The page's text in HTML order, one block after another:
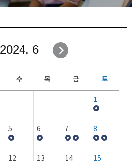
2024. 6
수 목 금 토
1
5 6 7 8
12 13 14 15